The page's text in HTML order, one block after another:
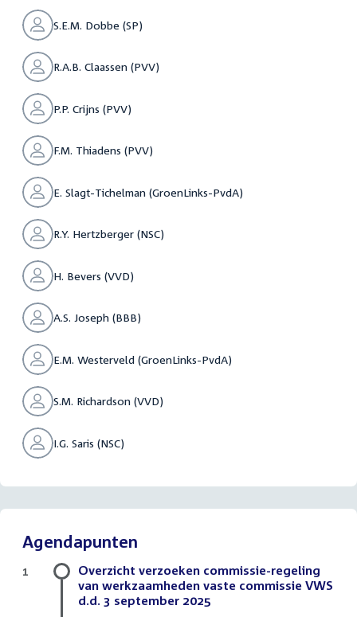
S.E.M. Dobbe (SP)
R.A.B. Claassen (PVV)
P.P. Crijns (PVV)
F.M. Thiadens (PVV)
E. Slagt-Tichelman (GroenLinks-PvdA)
R.Y. Hertzberger (NSC)
H. Bevers (VVD)
A.S. Joseph (BBB)
E.M. Westerveld (GroenLinks-PvdA)
S.M. Richardson (VVD)
I.G. Saris (NSC)
Agendapunten
Overzicht verzoeken commissie-regeling
van werkzaamheden vaste commissie VWS
d.d. 3 september 2025
1